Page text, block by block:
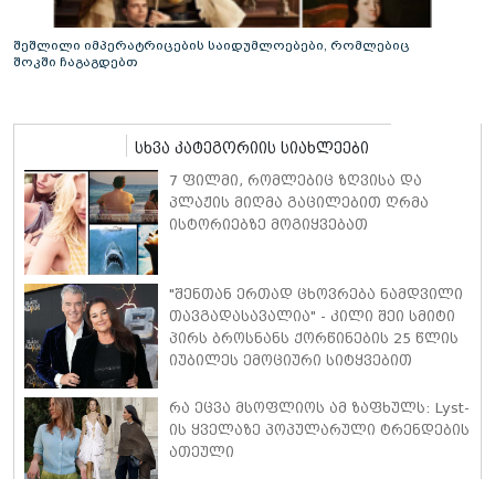
შეშლილი იმპერატრიცების საიდუმლოებები, რომლებიც
შოკში ჩაგაგდებთ
სხვა კატეგორიის სიახლეები
7 ფილმი, რომლებიც ზღვისა და
პლაჟის მიღმა გაცილებით ღრმა
ისტორიებზე მოგიყვებათ
"შენთან ერთად ცხოვრება ნამდვილი
თავგადასავალია" - კილი შეი სმიტი
პირს ბროსნანს ქორწინების 25 წლის
იუბილეს ემოციური სიტყვებით
რა ეცვა მსოფლიოს ამ ზაფხულს: Lyst-
ის ყველაზე პოპულარული ტრენდების
ათეული